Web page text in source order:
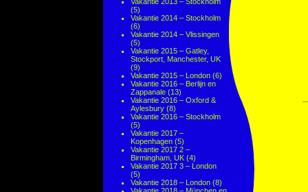
(5)
Vakantie 2014 – Stockholm
(6)
Vakantie 2014 – Vlissingen
(5)
Vakantie 2015 – Gatley,
Stockport, Manchester, UK
(9)
Vakantie 2015 – London (6)
Vakantie 2016 – Berlijn en
Zappanale (13)
Vakantie 2016 – Oxford &
Aylesbury (8)
Vakantie 2016 – Stockholm
(5)
Vakantie 2017 –
Kopenhagen (5)
Vakantie 2017 2 –
Birmingham, UK (4)
Vakantie 2017 3 – London
(5)
Vakantie 2018 – London (8)